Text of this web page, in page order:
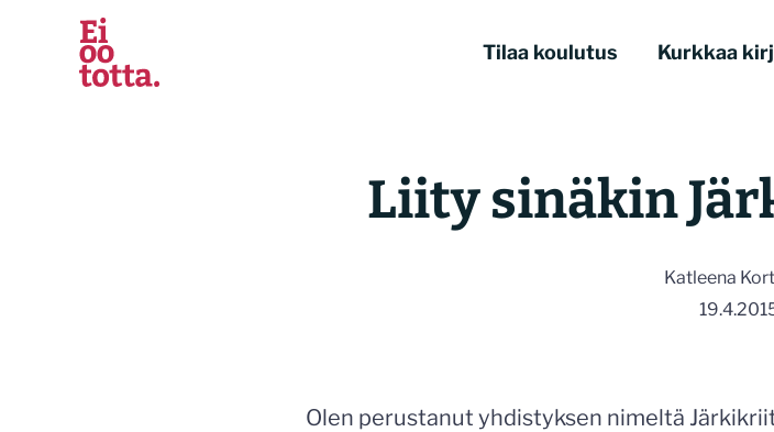
sisältöön
Tilaa koulutus Kurkkaa
Liity sinäkin
Katleena
Olen perustanut yhdistyksen nimeltä